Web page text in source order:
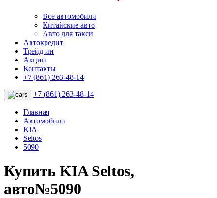
Все автомобили
Китайские авто
Авто для такси
Автокредит
Трейд ин
Акции
Контакты
+7 (861) 263-48-14
+7 (861) 263-48-14
Главная
Автомобили
KIA
Seltos
5090
Купить KIA Seltos,
авто№5090